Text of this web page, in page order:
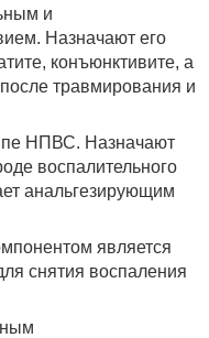
и
Назначают его
конъюнктивите, а
травмирования и
НПВС. Назначают
воспалительного
анальгезирующим
является
снятия воспаления